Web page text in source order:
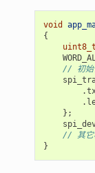
void
{
uint8_t
// 初始
.
.
};
// 其它
}